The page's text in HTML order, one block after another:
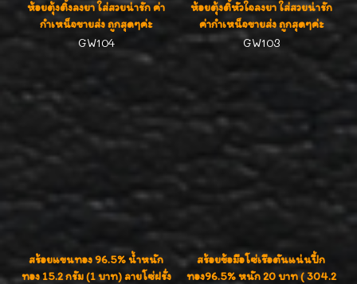
ห้อยตุ้งติ้งลงยา ใส่สวยน่ารัก ค่า
กำเหน็จขายส่ง ถูกสุดๆค่ะ
GW104
ห้อยตุ้งติ้หัวใจลงยา ใส่สวยน่ารัก
ค่ากำเหน็จขายส่ง ถูกสุดๆค่ะ
GW103
สร้อยแขนทอง 96.5% น้ำหนัก
ทอง 15.2 กรัม (1 บาท) ลายโซ่ฝรั่ง
สร้อยข้อมือโซ่เรือตันแน่นปึ้ก
ทอง96.5% หนัก 20 บาท ( 304.2